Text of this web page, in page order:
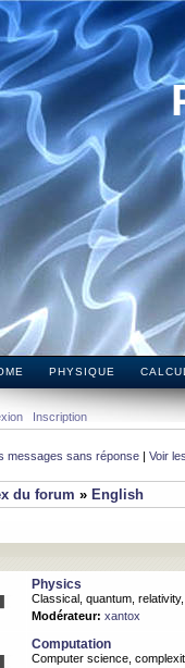
PHYSIQUE CALCUL
Inscription
messages sans réponse | Voir
du forum » English
Physics
Classical, quantum, relativity,
Modérateur: xantox
Computation
Computer science,